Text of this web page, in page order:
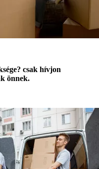
csak hívjon
önnek.